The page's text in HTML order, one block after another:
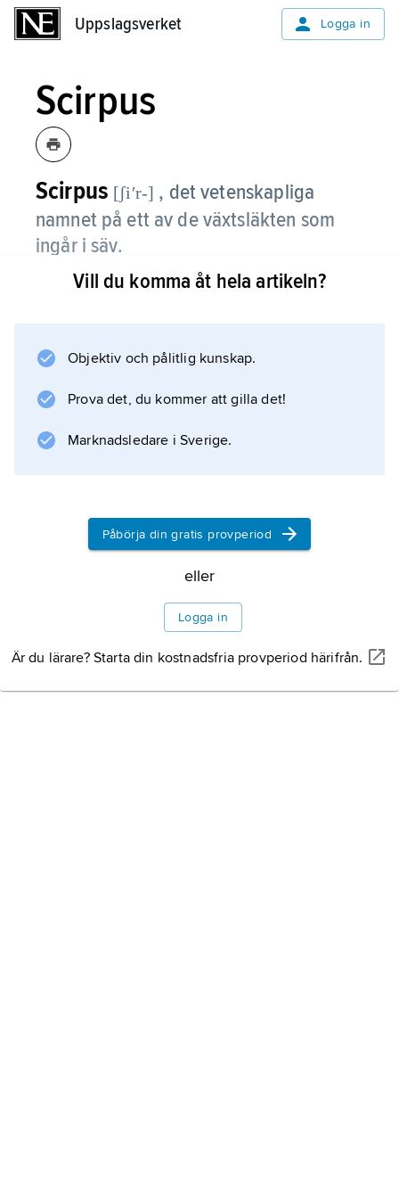
Uppslagsverket Logga in
Scirpus
Scirpus [ʃiʹr-] , det vetenskapliga
namnet på ett av de växtsläkten som
ingår i säv.
Information om artikeln
Vill du komma åt hela artikeln?
Objektiv och pålitlig kunskap.
Prova det, du kommer att gilla det!
Marknadsledare i Sverige.
Påbörja din gratis provperiod
eller
Logga in
Är du lärare? Starta din kostnadsfria provperiod härifrån.